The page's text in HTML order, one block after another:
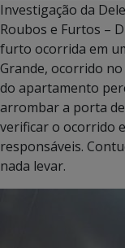
Investigação da
Roubos e Furtos –
furto ocorrida em
Grande, ocorrido
do apartamento
arrombar a porta
verificar o ocorrido
responsáveis.
nada levar.